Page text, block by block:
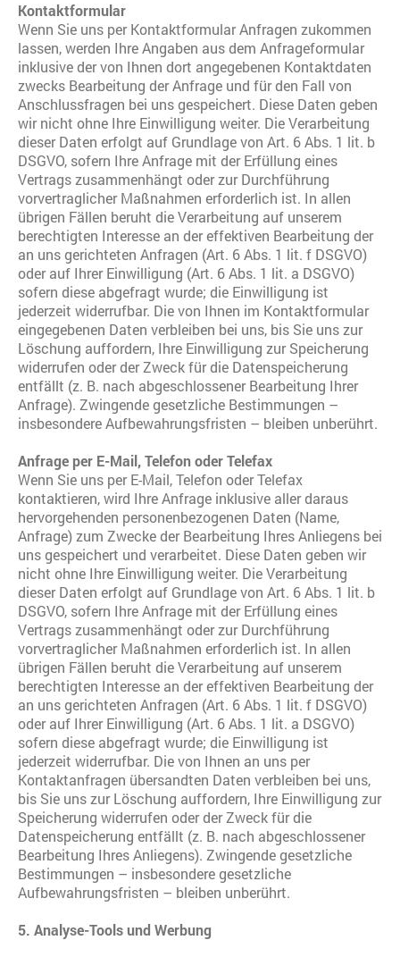
Kontaktformular
Wenn Sie uns per Kontaktformular Anfragen zukommen
lassen, werden Ihre Angaben aus dem Anfrageformular
inklusive der von Ihnen dort angegebenen Kontaktdaten
zwecks Bearbeitung der Anfrage und für den Fall von
Anschlussfragen bei uns gespeichert. Diese Daten geben
wir nicht ohne Ihre Einwilligung weiter. Die Verarbeitung
dieser Daten erfolgt auf Grundlage von Art. 6 Abs. 1 lit. b
DSGVO, sofern Ihre Anfrage mit der Erfüllung eines
Vertrags zusammenhängt oder zur Durchführung
vorvertraglicher Maßnahmen erforderlich ist. In allen
übrigen Fällen beruht die Verarbeitung auf unserem
berechtigten Interesse an der effektiven Bearbeitung der
an uns gerichteten Anfragen (Art. 6 Abs. 1 lit. f DSGVO)
oder auf Ihrer Einwilligung (Art. 6 Abs. 1 lit. a DSGVO)
sofern diese abgefragt wurde; die Einwilligung ist
jederzeit widerrufbar. Die von Ihnen im Kontaktformular
eingegebenen Daten verbleiben bei uns, bis Sie uns zur
Löschung auffordern, Ihre Einwilligung zur Speicherung
widerrufen oder der Zweck für die Datenspeicherung
entfällt (z. B. nach abgeschlossener Bearbeitung Ihrer
Anfrage). Zwingende gesetzliche Bestimmungen –
insbesondere Aufbewahrungsfristen – bleiben unberührt.
Anfrage per E-Mail, Telefon oder Telefax
Wenn Sie uns per E-Mail, Telefon oder Telefax
kontaktieren, wird Ihre Anfrage inklusive aller daraus
hervorgehenden personenbezogenen Daten (Name,
Anfrage) zum Zwecke der Bearbeitung Ihres Anliegens bei
uns gespeichert und verarbeitet. Diese Daten geben wir
nicht ohne Ihre Einwilligung weiter. Die Verarbeitung
dieser Daten erfolgt auf Grundlage von Art. 6 Abs. 1 lit. b
DSGVO, sofern Ihre Anfrage mit der Erfüllung eines
Vertrags zusammenhängt oder zur Durchführung
vorvertraglicher Maßnahmen erforderlich ist. In allen
übrigen Fällen beruht die Verarbeitung auf unserem
berechtigten Interesse an der effektiven Bearbeitung der
an uns gerichteten Anfragen (Art. 6 Abs. 1 lit. f DSGVO)
oder auf Ihrer Einwilligung (Art. 6 Abs. 1 lit. a DSGVO)
sofern diese abgefragt wurde; die Einwilligung ist
jederzeit widerrufbar. Die von Ihnen an uns per
Kontaktanfragen übersandten Daten verbleiben bei uns,
bis Sie uns zur Löschung auffordern, Ihre Einwilligung zur
Speicherung widerrufen oder der Zweck für die
Datenspeicherung entfällt (z. B. nach abgeschlossener
Bearbeitung Ihres Anliegens). Zwingende gesetzliche
Bestimmungen – insbesondere gesetzliche
Aufbewahrungsfristen – bleiben unberührt.
5. Analyse-Tools und Werbung